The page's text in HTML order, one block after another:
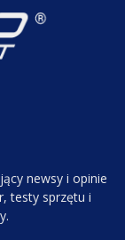
newsy i opinie
testy sprzętu i